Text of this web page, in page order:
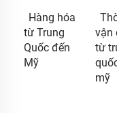
Hàng hóa
từ Trung
Quốc đến
Mỹ
vận
từ
mỹ